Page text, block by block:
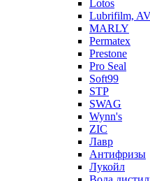
Lotos
Lubrifilm,
MARLY
Permatex
Prestone
Pro Seal
Soft99
STP
SWAG
Wynn's
ZIC
Лавр
Антифризы
Лукойл